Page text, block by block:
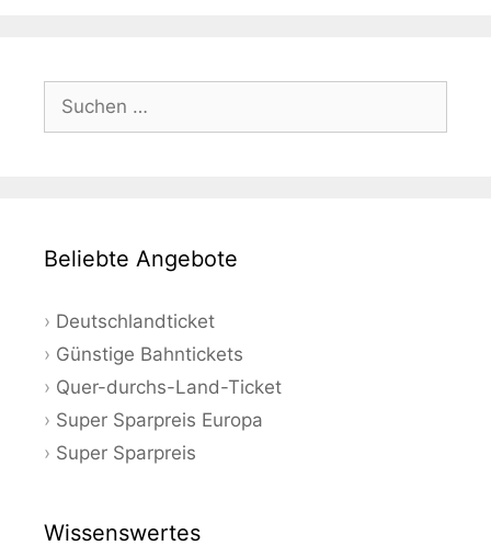
Suchen
nach:
Beliebte Angebote
Deutschlandticket
Günstige Bahntickets
Quer-durchs-Land-Ticket
Super Sparpreis Europa
Super Sparpreis
Wissenswertes